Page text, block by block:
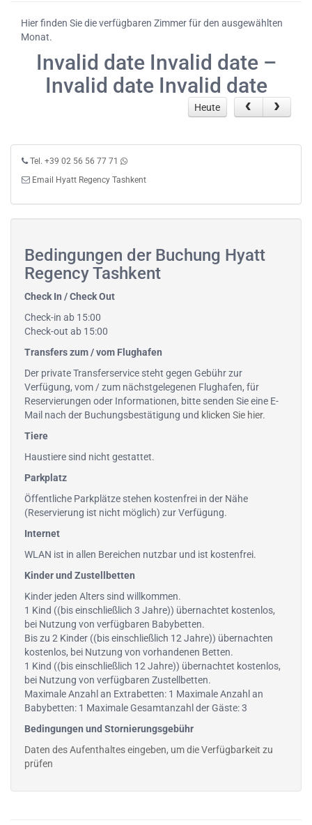
Hier finden Sie die verfügbaren Zimmer für den ausgewählten
Monat.
Invalid date Invalid date –
Invalid date Invalid date
Heute
Tel. +39 02 56 56 77 71
Email Hyatt Regency Tashkent
Bedingungen der Buchung Hyatt
Regency Tashkent
Check In / Check Out
Check-in ab 15:00
Check-out ab 15:00
Transfers zum / vom Flughafen
Der private Transferservice steht gegen Gebühr zur
Verfügung, vom / zum nächstgelegenen Flughafen, für
Reservierungen oder Informationen, bitte senden Sie eine E-
Mail nach der Buchungsbestätigung und klicken Sie hier.
Tiere
Haustiere sind nicht gestattet.
Parkplatz
Öffentliche Parkplätze stehen kostenfrei in der Nähe
(Reservierung ist nicht möglich) zur Verfügung.
Internet
WLAN ist in allen Bereichen nutzbar und ist kostenfrei.
Kinder und Zustellbetten
Kinder jeden Alters sind willkommen.
1 Kind ((bis einschließlich 3 Jahre)) übernachtet kostenlos,
bei Nutzung von verfügbaren Babybetten.
Bis zu 2 Kinder ((bis einschließlich 12 Jahre)) übernachten
kostenlos, bei Nutzung von vorhandenen Betten.
1 Kind ((bis einschließlich 12 Jahre)) übernachtet kostenlos,
bei Nutzung von verfügbaren Zustellbetten.
Maximale Anzahl an Extrabetten: 1 Maximale Anzahl an
Babybetten: 1 Maximale Gesamtanzahl der Gäste: 3
Bedingungen und Stornierungsgebühr
Daten des Aufenthaltes eingeben, um die Verfügbarkeit zu
prüfen